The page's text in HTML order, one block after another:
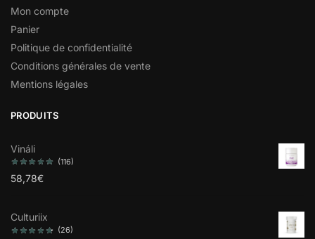
Mon compte
Panier
Politique de confidentialité
Conditions générales de vente
Mentions légales
PRODUITS
Vináli
(116)
58,78€
Culturiix
(26)